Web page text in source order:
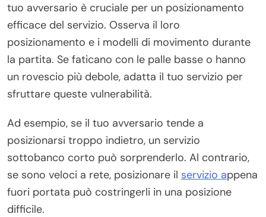
tuo avversario è cruciale per un posizionamento
efficace del servizio. Osserva il loro
posizionamento e i modelli di movimento durante
la partita. Se faticano con le palle basse o hanno
un rovescio più debole, adatta il tuo servizio per
sfruttare queste vulnerabilità.
Ad esempio, se il tuo avversario tende a
posizionarsi troppo indietro, un servizio
sottobanco corto può sorprenderlo. Al contrario,
se sono veloci a rete, posizionare il servizio appena
fuori portata può costringerli in una posizione
difficile.